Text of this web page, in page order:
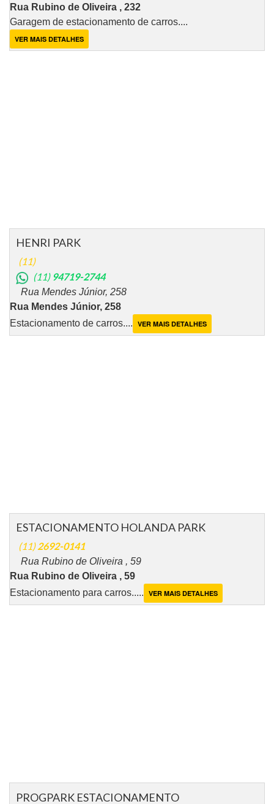
Rua Rubino de Oliveira , 232
Garagem de estacionamento de carros....
VER MAIS DETALHES
HENRI PARK
(11)
(11) 94719-2744
Rua Mendes Júnior, 258
Rua Mendes Júnior, 258
Estacionamento de carros.... VER MAIS DETALHES
ESTACIONAMENTO HOLANDA PARK
(11)2692-0141
Rua Rubino de Oliveira , 59
Rua Rubino de Oliveira , 59
Estacionamento para carros..... VER MAIS DETALHES
PROGPARK ESTACIONAMENTO